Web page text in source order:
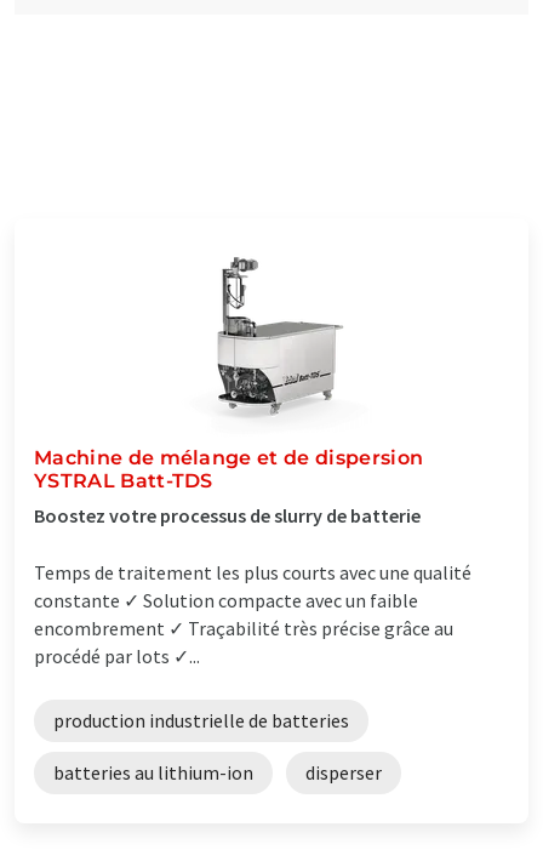
Machine de mélange et de dispersion
YSTRAL Batt-TDS
Boostez votre processus de slurry de batterie
Temps de traitement les plus courts avec une qualité
constante ✓ Solution compacte avec un faible
encombrement ✓ Traçabilité très précise grâce au
procédé par lots ✓...
production industrielle de batteries
batteries au lithium-ion disperser